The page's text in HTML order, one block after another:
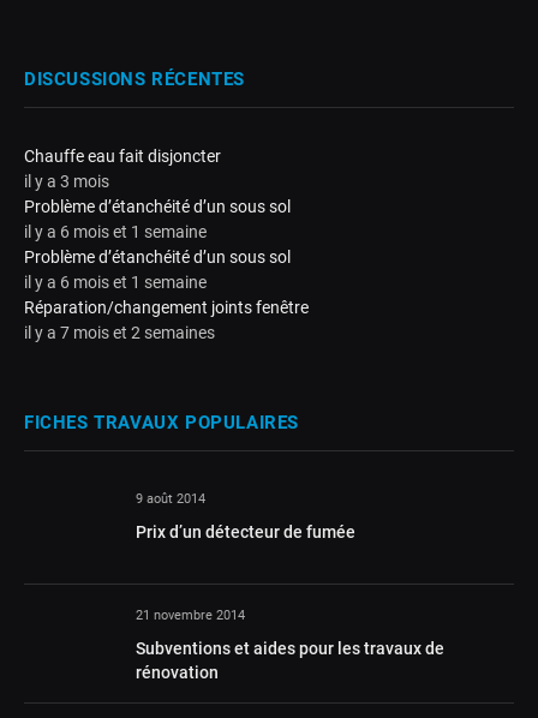
DISCUSSIONS RÉCENTES
Chauffe eau fait disjoncter
il y a 3 mois
Problème d’étanchéité d’un sous sol
il y a 6 mois et 1 semaine
Problème d’étanchéité d’un sous sol
il y a 6 mois et 1 semaine
Réparation/changement joints fenêtre
il y a 7 mois et 2 semaines
FICHES TRAVAUX POPULAIRES
9 août 2014
Prix d’un détecteur de fumée
21 novembre 2014
Subventions et aides pour les travaux de
rénovation